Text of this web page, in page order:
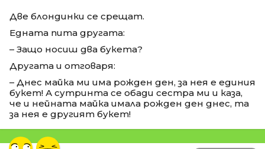
Две блондинки се срещат.
Едната пита другата:
– Защо носиш два букета?
Другата и отговаря:
– Днес майка ми има рожден ден, за нея е единия
букет! А сутринта се обади сестра ми и каза,
че и нейната майка имала рожден ден днес, та
за нея е другият букет!